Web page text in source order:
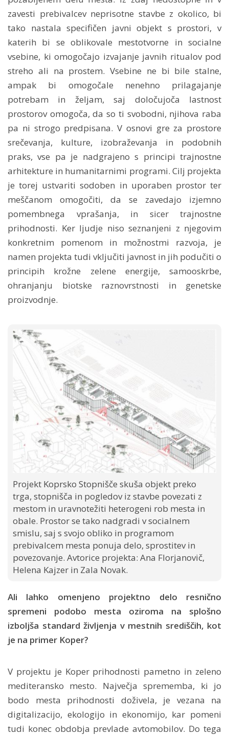
zavesti prebivalcev neprisotne stavbe z okolico, bi
tako nastala specifičen javni objekt s prostori, v
katerih bi se oblikovale mestotvorne in socialne
vsebine, ki omogočajo izvajanje javnih ritualov pod
streho ali na prostem. Vsebine ne bi bile stalne,
ampak bi omogočale nenehno prilagajanje
potrebam in željam, saj določujoča lastnost
prostorov omogoča, da so ti svobodni, njihova raba
pa ni strogo predpisana. V osnovi gre za prostore
srečevanja, kulture, izobraževanja in podobnih
praks, vse pa je nadgrajeno s principi trajnostne
arhitekture in humanitarnimi programi. Cilj projekta
je torej ustvariti sodoben in uporaben prostor ter
meščanom omogočiti, da se zavedajo izjemno
pomembnega vprašanja, in sicer trajnostne
prihodnosti. Ker ljudje niso seznanjeni z njegovim
konkretnim pomenom in možnostmi razvoja, je
namen projekta tudi vključiti javnost in jih podučiti o
principih krožne zelene energije, samooskrbe,
ohranjanju biotske raznovrstnosti in genetske
proizvodnje.
Projekt Koprsko Stopnišče skuša objekt preko
trga, stopnišča in pogledov iz stavbe povezati z
mestom in uravnotežiti heterogeni rob mesta in
obale. Prostor se tako nadgradi v socialnem
smislu, saj s svojo obliko in programom
prebivalcem mesta ponuja delo, sprostitev in
povezovanje. Avtorice projekta: Ana Florjanovič,
Helena Kajzer in Zala Novak.
Ali lahko omenjeno projektno delo resnično
spremeni podobo mesta oziroma na splošno
izboljša standard življenja v mestnih središčih, kot
je na primer Koper?
V projektu je Koper prihodnosti pametno in zeleno
mediteransko mesto. Največja sprememba, ki jo
bodo mesta prihodnosti doživela, je vezana na
digitalizacijo, ekologijo in ekonomijo, kar pomeni
tudi konec obdobja prevlade avtomobilov. Do tega